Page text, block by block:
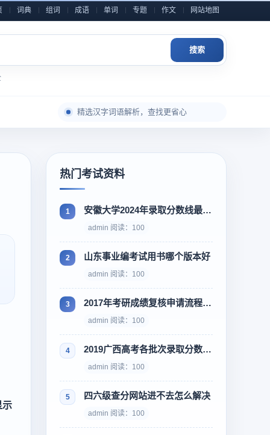
词典 组词 成语 单词 专题 作文 网站地图
搜索
精选汉字词语解析，查找更省心
小学到高中语文内容，分类检索更高效
作文金句和素材灵感，积累写作不发愁
每日积累一点，表达自然更从容
示
热门考试资料
安徽大学2024年录取分数线最新消息，刚出炉
admin 阅读：100
山东事业编考试用书哪个版本好
admin 阅读：100
2017年考研成绩复核申请流程 对分数有异议怎么办
admin 阅读：100
2019广西高考各批次录取分数线出来了，一本二本专科都有
admin 阅读：100
四六级查分网站进不去怎么解决
admin 阅读：100